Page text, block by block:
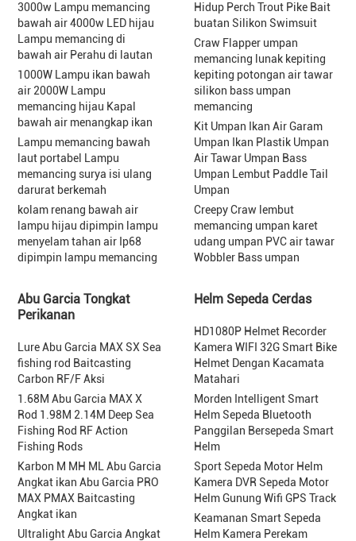
3000w Lampu memancing
bawah air 4000w LED hijau
Lampu memancing di
bawah air Perahu di lautan
1000W Lampu ikan bawah
air 2000W Lampu
memancing hijau Kapal
bawah air menangkap ikan
Lampu memancing bawah
laut portabel Lampu
memancing surya isi ulang
darurat berkemah
kolam renang bawah air
lampu hijau dipimpin lampu
menyelam tahan air Ip68
dipimpin lampu memancing
Hidup Perch Trout Pike Bait
buatan Silikon Swimsuit
Craw Flapper umpan
memancing lunak kepiting
kepiting potongan air tawar
silikon bass umpan
memancing
Kit Umpan Ikan Air Garam
Umpan Ikan Plastik Umpan
Air Tawar Umpan Bass
Umpan Lembut Paddle Tail
Umpan
Creepy Craw lembut
memancing umpan karet
udang umpan PVC air tawar
Wobbler Bass umpan
Abu Garcia Tongkat
Perikanan
Lure Abu Garcia MAX SX Sea
fishing rod Baitcasting
Carbon RF/F Aksi
1.68M Abu Garcia MAX X
Rod 1.98M 2.14M Deep Sea
Fishing Rod RF Action
Fishing Rods
Karbon M MH ML Abu Garcia
Angkat ikan Abu Garcia PRO
MAX PMAX Baitcasting
Angkat ikan
Ultralight Abu Garcia Angkat
Helm Sepeda Cerdas
HD1080P Helmet Recorder
Kamera WIFI 32G Smart Bike
Helmet Dengan Kacamata
Matahari
Morden Intelligent Smart
Helm Sepeda Bluetooth
Panggilan Bersepeda Smart
Helm
Sport Sepeda Motor Helm
Kamera DVR Sepeda Motor
Helm Gunung Wifi GPS Track
Keamanan Smart Sepeda
Helm Kamera Perekam